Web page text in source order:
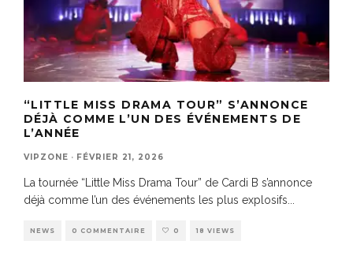
“LITTLE MISS DRAMA TOUR” S’ANNONCE
DÉJÀ COMME L’UN DES ÉVÉNEMENTS DE
L’ANNÉE
VIPZONE · FÉVRIER 21, 2026
La tournée “Little Miss Drama Tour” de Cardi B s’annonce
déjà comme l’un des événements les plus explosifs
NEWS 0 COMMENTAIRE 0 18 VIEWS